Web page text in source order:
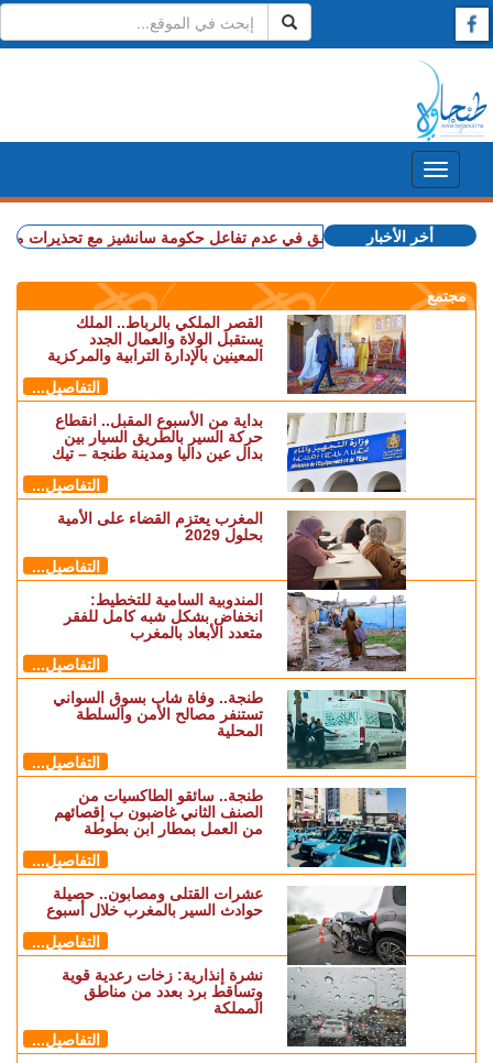
+ إسبانيا.. القضاء يحقق في عدم تفاعل حكومة سانشيز مع تحذيرات مخابراتية
أخر الأخبار
مجتمع
القصر الملكي بالرباط.. الملك
يستقبل الولاة والعمال الجدد
المعينين بالإدارة الترابية والمركزية
التفاصيل...
بداية من الأسبوع المقبل.. انقطاع
حركة السير بالطريق السيار بين
بدال عين داليا ومدينة طنجة – تيك
التفاصيل...
المغرب يعتزم القضاء على الأمية
بحلول 2029
التفاصيل...
المندوبية السامية للتخطيط:
انخفاض بشكل شبه كامل للفقر
متعدد الأبعاد بالمغرب
التفاصيل...
طنجة.. وفاة شاب بسوق السواني
تستنفر مصالح الأمن والسلطة
المحلية
التفاصيل...
طنجة.. سائقو الطاكسيات من
الصنف الثاني غاضبون ب إقصائهم
من العمل بمطار ابن بطوطة
التفاصيل...
عشرات القتلى ومصابون.. حصيلة
حوادث السير بالمغرب خلال أسبوع
التفاصيل...
نشرة إنذارية: زخات رعدية قوية
وتساقط برد بعدد من مناطق
المملكة
التفاصيل...